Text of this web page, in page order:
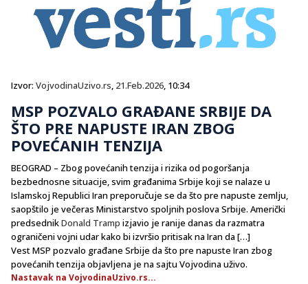
Izvor: VojvodinaUzivo.rs, 21.Feb.2026, 10:34
MSP POZVALO GRAĐANE SRBIJE DA
ŠTO PRE NAPUSTE IRAN ZBOG
POVEĆANIH TENZIJA
BEOGRAD – Zbog povećanih tenzija i rizika od pogoršanja
bezbednosne situacije, svim građanima Srbije koji se nalaze u
Islamskoj Republici Iran preporučuje se da što pre napuste zemlju,
saopštilo je večeras Ministarstvo spoljnih poslova Srbije. Američki
predsednikDonald Tramp izjavio je ranije danas da razmatra
ograničeni vojni udar kako bi izvršio pritisak na Iran da […]
Vest MSP pozvalo građane Srbije da što pre napuste Iran zbog
povećanih tenzija objavljena je na sajtu Vojvodina uživo.
Nastavak na VojvodinaUzivo.rs...